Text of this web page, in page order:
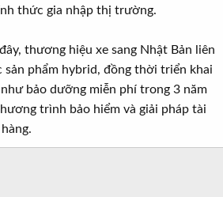
thức gia nhập thị trường.
thương hiệu xe sang Nhật Bản liên
sản phẩm hybrid, đồng thời triển khai
bảo dưỡng miễn phí trong 3 năm
trình bảo hiểm và giải pháp tài